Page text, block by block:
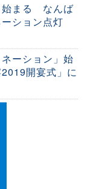
始まる なんば
ション点灯
ーション」始
開宴式」に